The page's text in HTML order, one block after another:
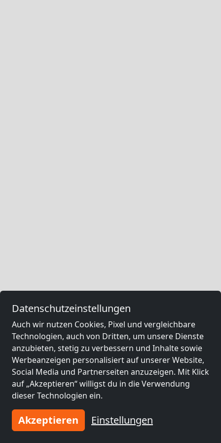
Datenschutzeinstellungen
Auch wir nutzen Cookies, Pixel und vergleichbare
Technologien, auch von Dritten, um unsere Dienste
anzubieten, stetig zu verbessern und Inhalte sowie
Werbeanzeigen personalisiert auf unserer Website,
Social Media und Partnerseiten anzuzeigen. Mit Klick
auf „Akzeptieren“ willigst du in die Verwendung
dieser Technologien ein.
Akzeptieren Einstellungen